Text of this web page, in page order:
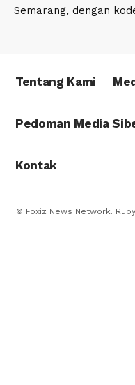
Semarang, dengan
Tentang Kami
Pedoman Media
Kontak
© Foxiz News Network.